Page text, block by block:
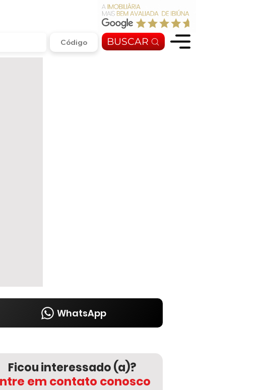
BUSCAR
Ficou interessado (a)?
em contato conosco
WhatsApp